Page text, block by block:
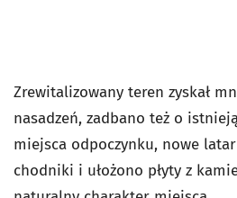
Zrewitalizowany teren zyskał
nasadzeń, zadbano też o
miejsca odpoczynku, nowe
chodniki i ułożono płyty z